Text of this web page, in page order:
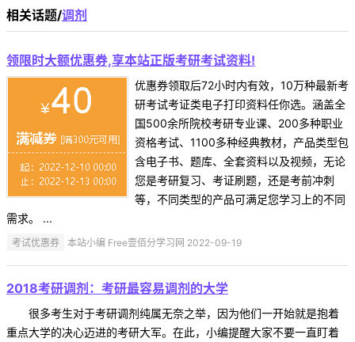
相关话题/调剂
领限时大额优惠券,享本站正版考研考试资料!
优惠券领取后72小时内有效，10万种最新考
研考试考证类电子打印资料任你选。涵盖全
国500余所院校考研专业课、200多种职业
资格考试、1100多种经典教材，产品类型包
含电子书、题库、全套资料以及视频，无论
您是考研复习、考证刷题，还是考前冲刺
等，不同类型的产品可满足您学习上的不同
需求。 ...
考试优惠券 本站小编 Free壹佰分学习网 2022-09-19
2018考研调剂：考研最容易调剂的大学
很多考生对于考研调剂纯属无奈之举，因为他们一开始就是抱着
重点大学的决心迈进的考研大军。在此，小编提醒大家不要一直盯着